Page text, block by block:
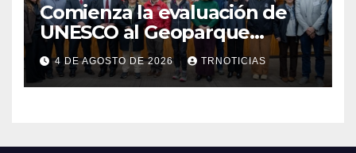
Comienza la evaluación de
UNESCO al Geoparque
Aspirante Pillanmapu en el
Maule
4 DE AGOSTO DE 2026 TRNOTICIAS